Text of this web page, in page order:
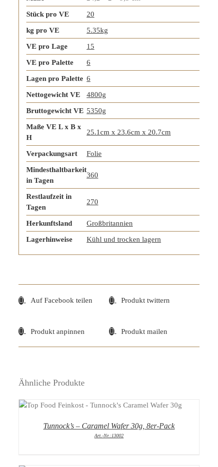
Stück pro VE 20
kg pro VE 5.35kg
VE pro Lage 15
VE pro Palette 6
Lagen pro Palette 6
Nettogewicht VE 4800g
Bruttogewicht VE 5350g
Maße VE L x B x
H
25.1cm x 23.6cm x 20.7cm
Verpackungsart Folie
Mindesthaltbarkeit
in Tagen
360
Restlaufzeit in
Tagen
270
Herkunftsland Großbritannien
Lagerhinweise Kühl und trocken lagern
Auf Facebook teilen Produkt twittern
Produkt anpinnen Produkt mailen
Ähnliche Produkte
DETAILS
Tunnock’s – Caramel Wafer 30g, 8er-Pack
Art.-Nr.:13002